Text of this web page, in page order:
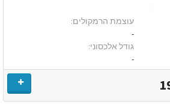
עוצמת הרמקולים:
-
גודל אלכסוני:
-